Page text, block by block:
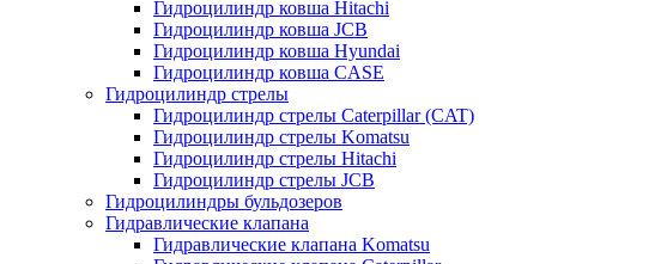
Гидроцилиндр ковша Hitachi
Гидроцилиндр ковша JCB
Гидроцилиндр ковша Hyundai
Гидроцилиндр ковша CASE
Гидроцилиндр стрелы
Гидроцилиндр стрелы Caterpillar (CAT)
Гидроцилиндр стрелы Komatsu
Гидроцилиндр стрелы Hitachi
Гидроцилиндр стрелы JCB
Гидроцилиндры бульдозеров
Гидравлические клапана
Гидравлические клапана Komatsu